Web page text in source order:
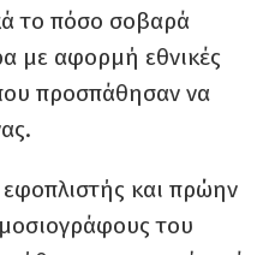
το πόσο σοβαρά
με αφορμή εθνικές
προσπάθησαν να
και πρώην
του